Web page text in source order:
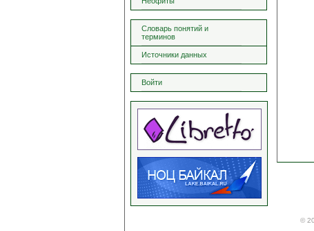
Словарь понятий и
терминов
Источники данных
Войти
©